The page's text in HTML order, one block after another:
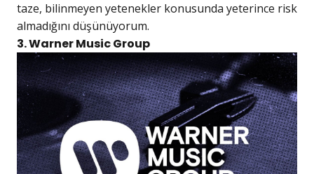
taze, bilinmeyen yetenekler konusunda yeterince risk
almadığını düşünüyorum.
3. Warner Music Group